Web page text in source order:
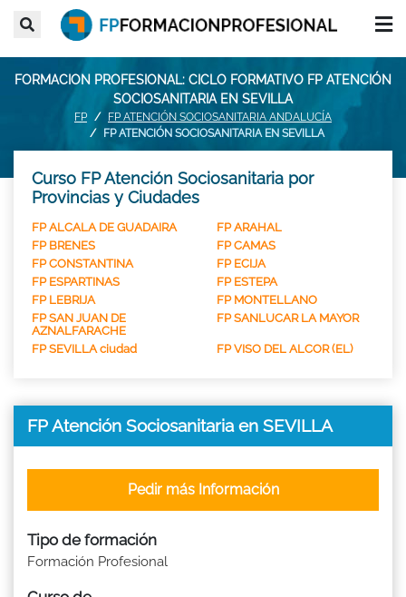
FORMACION PROFESIONAL: CICLO FORMATIVO FP ATENCIÓN
SOCIOSANITARIA EN SEVILLA
FP
FP ATENCIÓN SOCIOSANITARIA ANDALUCÍA
FP ATENCIÓN SOCIOSANITARIA EN SEVILLA
Curso FP Atención Sociosanitaria por
Provincias y Ciudades
FP ALCALA DE GUADAIRA
FP ARAHAL
FP BRENES
FP CAMAS
FP CONSTANTINA
FP ECIJA
FP ESPARTINAS
FP ESTEPA
FP LEBRIJA
FP MONTELLANO
FP SAN JUAN DE
AZNALFARACHE
FP SANLUCAR LA MAYOR
FP SEVILLA ciudad FP VISO DEL ALCOR (EL)
FP Atención Sociosanitaria en SEVILLA
Tipo de formación
Formación Profesional
Pedir más Información